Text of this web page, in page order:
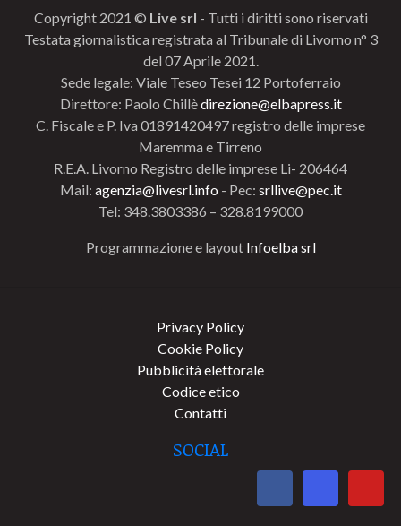
Copyright 2021 © Live srl - Tutti i diritti sono riservati
Testata giornalistica registrata al Tribunale di Livorno n° 3
del 07 Aprile 2021.
Sede legale: Viale Teseo Tesei 12 Portoferraio
Direttore: Paolo Chillèdirezione@elbapress.it
C. Fiscale e P. Iva 01891420497 registro delle imprese
Maremma e Tirreno
R.E.A. Livorno Registro delle imprese Li- 206464
Mail: agenzia@livesrl.info - Pec: srllive@pec.it
Tel: 348.3803386 – 328.8199000
Programmazione e layout Infoelba srl
Privacy Policy
Cookie Policy
Pubblicità elettorale
Codice etico
Contatti
SOCIAL